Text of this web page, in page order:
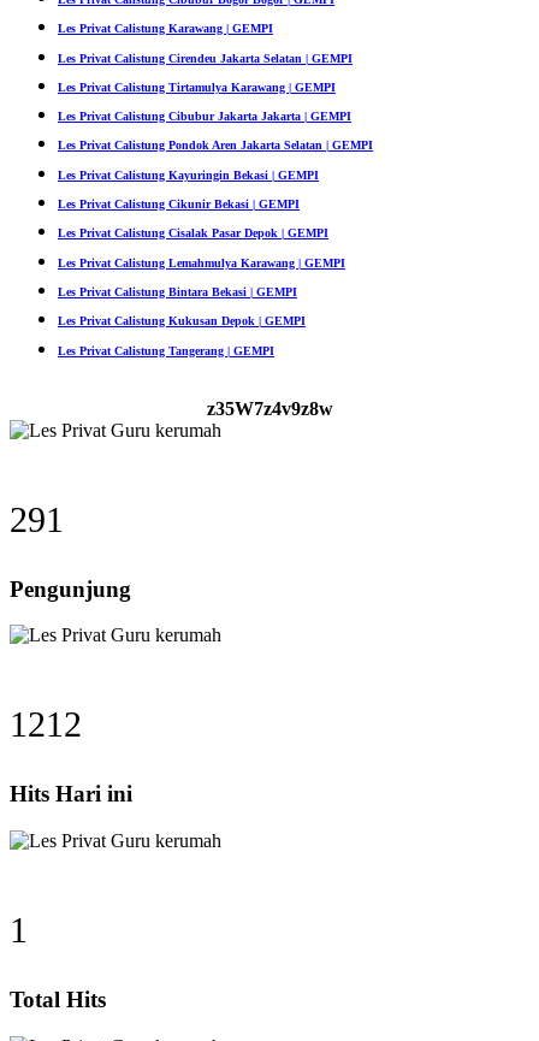
Les Privat Calistung Karawang | GEMPI
Les Privat Calistung Cirendeu Jakarta Selatan | GEMPI
Les Privat Calistung Tirtamulya Karawang | GEMPI
Les Privat Calistung Cibubur Jakarta Jakarta | GEMPI
Les Privat Calistung Pondok Aren Jakarta Selatan | GEMPI
Les Privat Calistung Kayuringin Bekasi | GEMPI
Les Privat Calistung Cikunir Bekasi | GEMPI
Les Privat Calistung Cisalak Pasar Depok | GEMPI
Les Privat Calistung Lemahmulya Karawang | GEMPI
Les Privat Calistung Bintara Bekasi | GEMPI
Les Privat Calistung Kukusan Depok | GEMPI
Les Privat Calistung Tangerang | GEMPI
z35W7z4v9z8w
291
Pengunjung
1212
Hits Hari ini
1
Total Hits